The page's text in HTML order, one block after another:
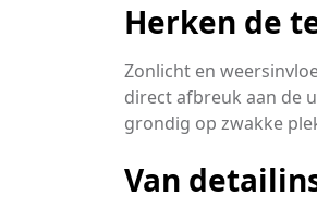
Herken de
Zonlicht en
direct afbreuk aan de
grondig op zwakke
Van